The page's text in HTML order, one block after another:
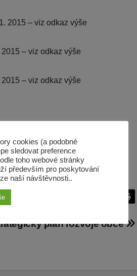
2015 – viz odkaz výše
– viz odkaz výše
– viz odkaz výše
plán rozvoje obce
cookies (a podobné
sledovat preference
toho webové stránky
především pro poskytování
naší návštěvnosti..